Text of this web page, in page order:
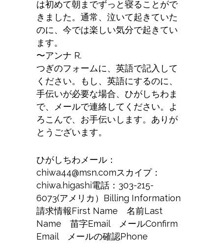
は初めて朝までずっと寝ることがで
きました。通常、泣いて起きていた
のに、今では楽しい気分で起きてい
ます。
〜アンナ R.
つぎのフォームに、英語で記入して
ください。もし、英語にするのに、
手伝いが必要な場合、ひがしちわま
で、メールで連絡してください。よ
ろこんで、お手伝いします。ありが
とうございます。
ひがしちわメール：
chiwa44@msn.comスカイプ：
chiwa.higashi電話：303-215-
6073(アメリカ）Billing Information
請求情報First Name 名前Last
Name 苗字Email メールConfirm
Email メールの確認Phone